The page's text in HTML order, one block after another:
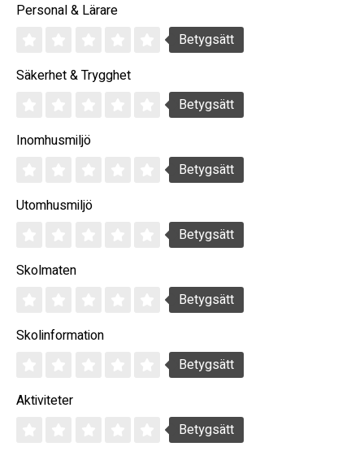
Personal & Lärare
Betygsätt
Säkerhet & Trygghet
Betygsätt
Inomhusmiljö
Betygsätt
Utomhusmiljö
Betygsätt
Skolmaten
Betygsätt
Skolinformation
Betygsätt
Aktiviteter
Betygsätt